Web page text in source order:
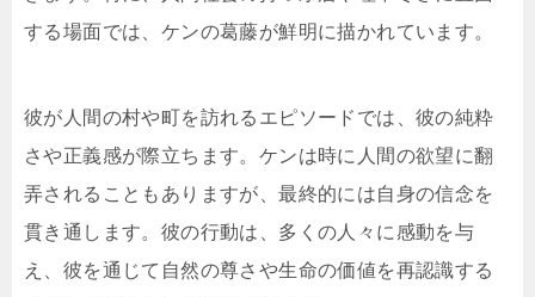
する場面では、ケンの葛藤が鮮明に描かれています。
彼が人間の村や町を訪れるエピソードでは、彼の純粋
さや正義感が際立ちます。ケンは時に人間の欲望に翻
弄されることもありますが、最終的には自身の信念を
貫き通します。彼の行動は、多くの人々に感動を与
え、彼を通じて自然の尊さや生命の価値を再認識する